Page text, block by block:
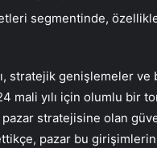
segmentinde,
stratejik genişlemeler ve
mali yılı için olumlu bir
stratejisine olan
pazar bu girişimlerin